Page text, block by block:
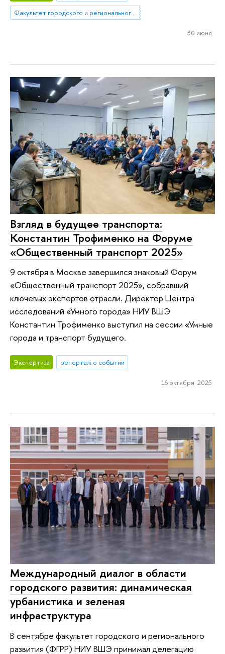
Факультет городского и регионального развития
30 июня
Взгляд в будущее транспорта:
Константин Трофименко на Форуме
«Общественный транспорт 2025»
9 октября в Москве завершился знаковый Форум
«Общественный транспорт 2025», собравший
ключевых экспертов отрасли. Директор Центра
исследований «Умного города» НИУ ВШЭ
Константин Трофименко выступил на сессии «Умные
города и транспорт будущего.
Экспертиза репортаж о событии
16 октября 2025
Международный диалог в области
городского развития: динамическая
урбанистика и зеленая
инфраструктура
В сентябре факультет городского и регионального
развития (ФГРР) НИУ ВШЭ принимал делегацию